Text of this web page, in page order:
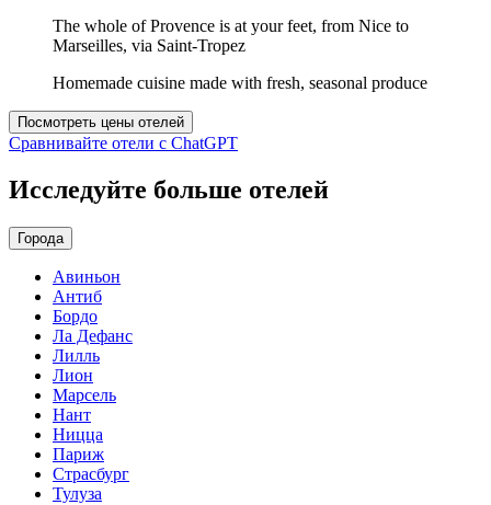
The whole of Provence is at your feet, from Nice to
Marseilles, via Saint-Tropez
Homemade cuisine made with fresh, seasonal produce
Посмотреть цены отелей
Сравнивайте отели с ChatGPT
Исследуйте больше отелей
Города
Авиньон
Антиб
Бордо
Ла Дефанс
Лилль
Лион
Марсель
Нант
Ницца
Париж
Страсбург
Тулуза